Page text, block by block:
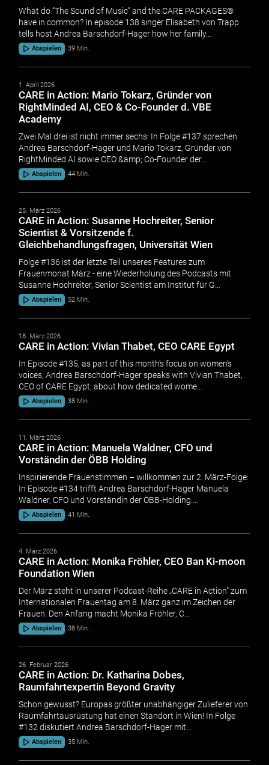
What do “The Sound of Music” and the CARE PACKAGES®
have in common? In episode 138 singer Elisabeth von Trapp
tells host Andrea Barschdorf-Hager how her family…
Abspielen 39 Min.
1. April 2026
CARE in Action: Mario Tokarz, Gründer von
RightMinded AI, CEO & Co-Founder d. VBE
Academy
Zwei Mal drei ist nicht immer sechs: In Folge #137 sprechen
Andrea Barschdorf-Hager und Mario Tokarz, Gründer von
RightMinded AI sowie CEO &amp; Co-Founder der…
Abspielen 44 Min.
25. März 2026
CARE in Action: Susanne Hochreiter, Senior
Scientist & Vorsitzende f.
Gleichbehandlungsfragen, Universität Wien
Folge #136 ist der letzte Teil unseres Features zum
Frauenmonat März - eine Wiederholung des Podcasts mit
Susanne Hochreiter, Senior Scientist am Institut für G…
Abspielen 52 Min.
18. März 2026
CARE in Action: Vivian Thabet, CEO CARE Egypt
In Episode #135, as part of this month's focus on women's
voices, Andrea Barschdorf-Hager speaks with Vivian Thabet,
CEO of CARE Egypt, about how dedicated wome…
Abspielen 38 Min.
11. März 2026
CARE in Action: Manuela Waldner, CFO und
Vorständin der ÖBB Holding
Inspirierende Frauenstimmen – willkommen zur 2. März-Folge:
In Episode #134 trifft Andrea Barschdorf-Hager Manuela
Waldner, CFO und Vorständin der ÖBB-Holding.…
Abspielen 41 Min.
4. März 2026
CARE in Action: Monika Fröhler, CEO Ban Ki-moon
Foundation Wien
Der März steht in unserer Podcast-Reihe „CARE in Action" zum
Internationalen Frauentag am 8. März ganz im Zeichen der
Frauen. Den Anfang macht Monika Fröhler, C…
Abspielen 38 Min.
26. Februar 2026
CARE in Action: Dr. Katharina Dobes,
Raumfahrtexpertin Beyond Gravity
Schon gewusst? Europas größter unabhängiger Zulieferer von
Raumfahrtausrüstung hat einen Standort in Wien! In Folge
#132 diskutiert Andrea Barschdorf-Hager mit…
Abspielen 35 Min.